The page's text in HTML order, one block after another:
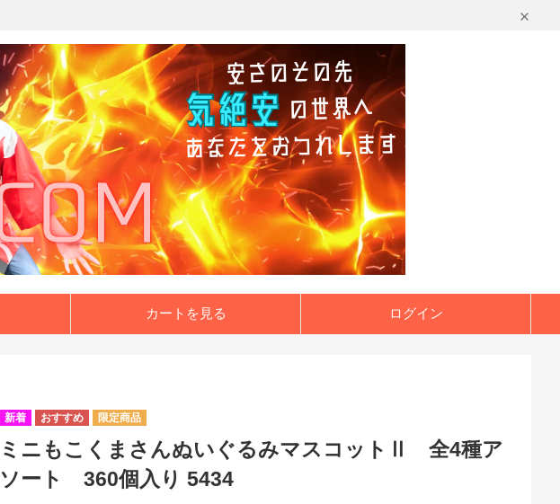
カートを見る ログイン
ミニもこくまさんぬいぐるみマスコットⅡ 全4種ア
ソート 360個入り 5434